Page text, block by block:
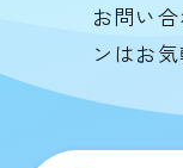
お問い
ンはお